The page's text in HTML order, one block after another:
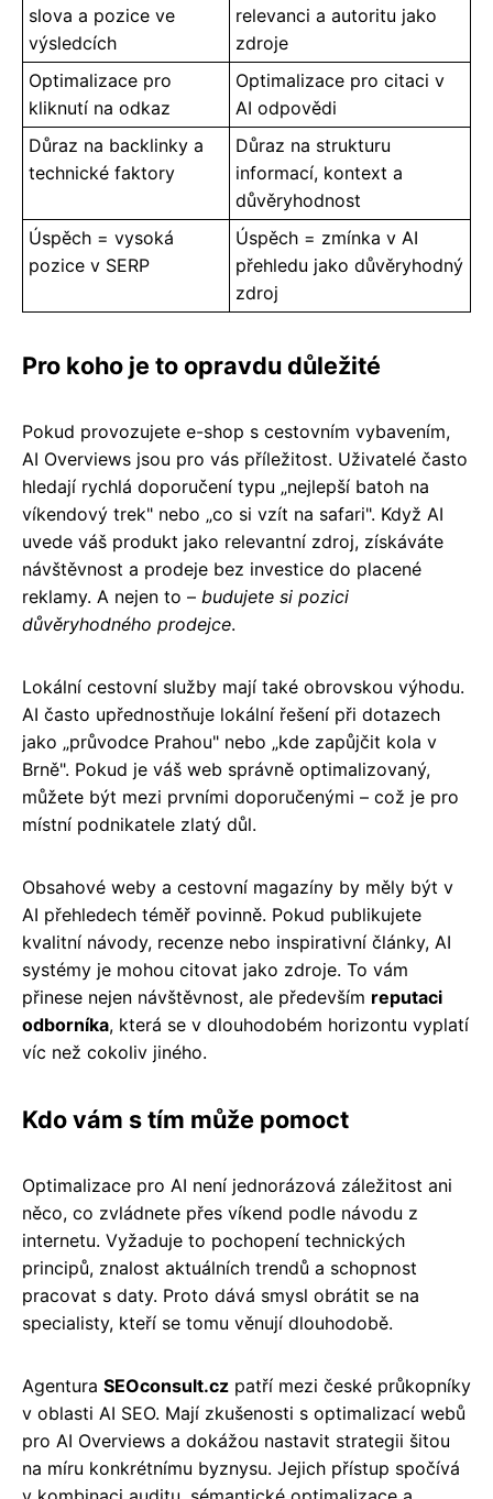
slova a pozice ve
výsledcích
relevanci a autoritu jako
zdroje
Optimalizace pro
kliknutí na odkaz
Optimalizace pro citaci v
AI odpovědi
Důraz na backlinky a
technické faktory
Důraz na strukturu
informací, kontext a
důvěryhodnost
Úspěch = vysoká
pozice v SERP
Úspěch = zmínka v AI
přehledu jako důvěryhodný
zdroj
Pro koho je to opravdu důležité
Pokud provozujete e-shop s cestovním vybavením,
AI Overviews jsou pro vás příležitost. Uživatelé často
hledají rychlá doporučení typu „nejlepší batoh na
víkendový trek" nebo „co si vzít na safari". Když AI
uvede váš produkt jako relevantní zdroj, získáváte
návštěvnost a prodeje bez investice do placené
reklamy. A nejen to – budujete si pozici
důvěryhodného prodejce.
Lokální cestovní služby mají také obrovskou výhodu.
AI často upřednostňuje lokální řešení při dotazech
jako „průvodce Prahou" nebo „kde zapůjčit kola v
Brně". Pokud je váš web správně optimalizovaný,
můžete být mezi prvními doporučenými – což je pro
místní podnikatele zlatý důl.
Obsahové weby a cestovní magazíny by měly být v
AI přehledech téměř povinně. Pokud publikujete
kvalitní návody, recenze nebo inspirativní články, AI
systémy je mohou citovat jako zdroje. To vám
přinese nejen návštěvnost, ale především reputaci
odborníka, která se v dlouhodobém horizontu vyplatí
víc než cokoliv jiného.
Kdo vám s tím může pomoct
Optimalizace pro AI není jednorázová záležitost ani
něco, co zvládnete přes víkend podle návodu z
internetu. Vyžaduje to pochopení technických
principů, znalost aktuálních trendů a schopnost
pracovat s daty. Proto dává smysl obrátit se na
specialisty, kteří se tomu věnují dlouhodobě.
Agentura SEOconsult.cz patří mezi české průkopníky
v oblasti AI SEO. Mají zkušenosti s optimalizací webů
pro AI Overviews a dokážou nastavit strategii šitou
na míru konkrétnímu byznysu. Jejich přístup spočívá